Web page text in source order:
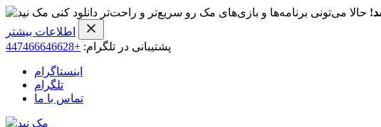
حالا می‌تونی برنامه‌ها و بازی‌های مک رو سریع‌تر و راحت‌تر دانلود کنی
اطلاعات بیشتر
پشتیبانی در تلگرام: +447466646628
اینستاگرام
تلگرام
تماس با ما